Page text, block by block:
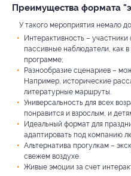
Преимущества формата
У такого мероприятия немало
Интерактивность –
пассивные наблюдатели, как
программе;
Разнообразие сценариев –
Например, исторические
литературные маршруты.
Универсальность для всех
понравится и взрослым, и
Идеальный формат для
адаптировать под компанию
Альтернатива прогулкам –
свежем воздухе.
Живые эмоции за счет